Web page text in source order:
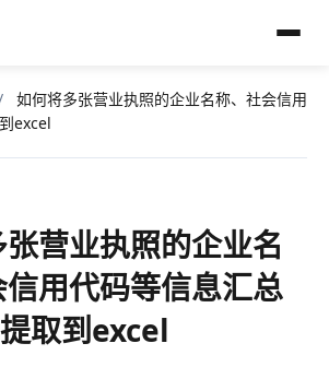
如何将多张营业执照的企业名称、社会信用
excel
营业执照的企业名
用代码等信息汇总
提取到excel